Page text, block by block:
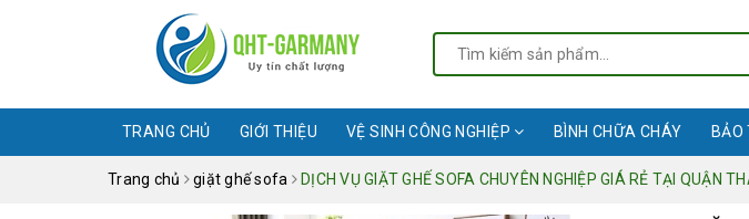
TRANG CHỦ GIỚI THIỆU VỆ SINH CÔNG NGHIỆP BÌNH CHỮA CHÁY BẢO
Trang chủ giặt ghế sofa DỊCH VỤ GIẶT GHẾ SOFA CHUYÊN NGHIỆP GIÁ RẺ TẠI QUẬN